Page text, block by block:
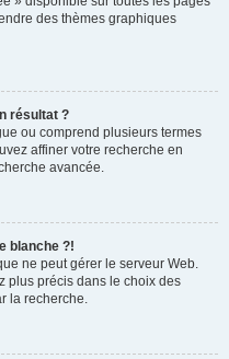
des thèmes graphiques
résultat ?
ou comprend plusieurs termes
affiner votre recherche en
avancée.
blanche ?!
ne peut gérer le serveur Web.
plus précis dans le choix des
la recherche.